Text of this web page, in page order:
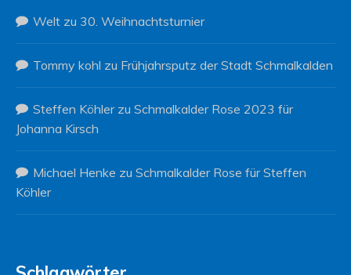
Welt zu 30. Weihnachtsturnier
Tommy kohl zu Frühjahrsputz der Stadt Schmalkalden
Steffen Köhlerzu Schmalkalder Rose 2023 für
Johanna Kirsch
Michael Henke zu Schmalkalder Rose für Steffen
Köhler